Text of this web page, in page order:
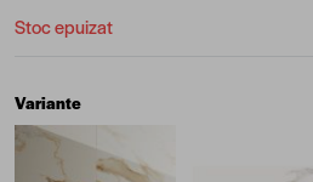
Stoc epuizat
Variante